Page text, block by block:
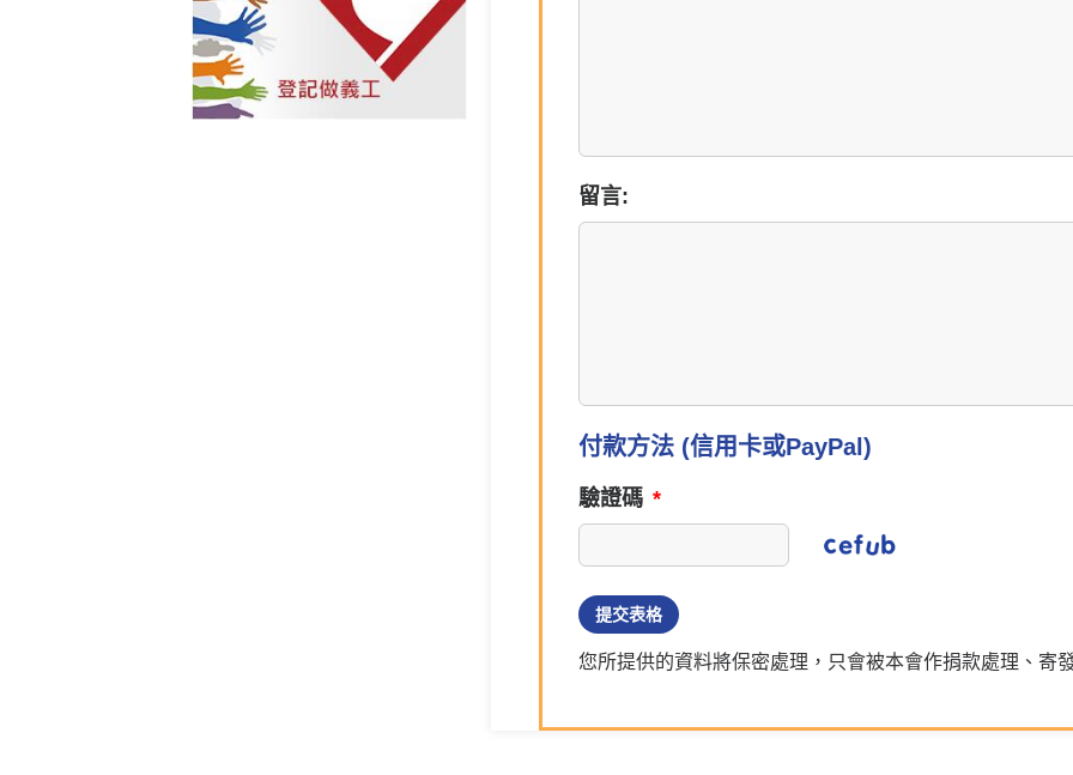
留言:
付款方法 (信用卡或PayPal)
驗證碼 *
提交表格
您所提供的資料將保密處理，只會被本會作捐款處理、寄